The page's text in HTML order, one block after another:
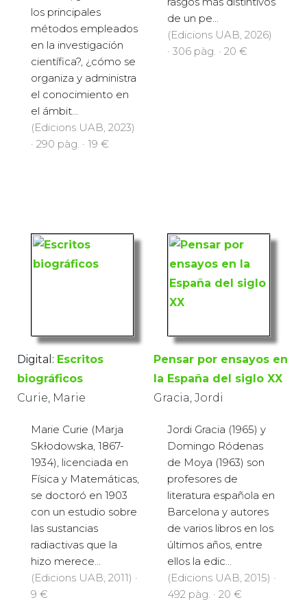
los principales
métodos empleados
en la investigación
científica?, ¿cómo se
organiza y administra
el conocimiento en
el ámbit...
(Edicions UAB, 2023)
· 290 pàg. · 19 €
de un pe...
(Edicions UAB, 2026)
· 306 pàg. · 20 €
Digital: Escritos
biográficos
Curie, Marie
Marie Curie (Marja
Skłodowska, 1867-
1934), licenciada en
Física y Matemáticas,
se doctoró en 1903
con un estudio sobre
las sustancias
radiactivas que la
hizo merece...
(Edicions UAB, 2011) ·
9 €
Pensar por ensayos en
la España del siglo XX
Gracia, Jordi
Jordi Gracia (1965) y
Domingo Ródenas
de Moya (1963) son
profesores de
literatura española en
Barcelona y autores
de varios libros en los
últimos años, entre
ellos la edic...
(Edicions UAB, 2015) ·
492 pàg. · 20 €